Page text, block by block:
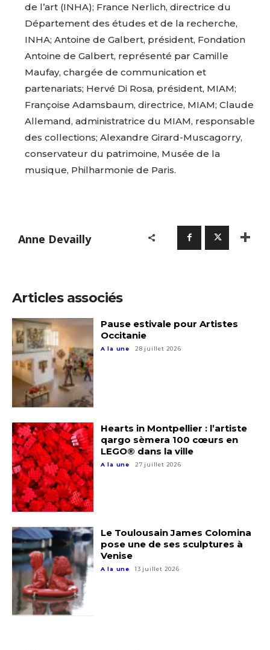
Adresse email*
Nom
Prénom
Adresse email*
de l’art (INHA); France Nerlich, directrice du
Département des études et de la recherche,
INHA; Antoine de Galbert, président, Fondation
Antoine de Galbert, représenté par Camille
Maufay, chargée de communication et
partenariats; Hervé Di Rosa, président, MIAM;
Françoise Adamsbaum, directrice, MIAM; Claude
Allemand, administratrice du MIAM, responsable
des collections; Alexandre Girard-Muscagorry,
conservateur du patrimoine, Musée de la
musique, Philharmonie de Paris.
Anne Devailly
Articles associés
Pause estivale pour Artistes
Occitanie
A la une 28 juillet 2026
Hearts in Montpellier : l’artiste
qargo sèmera 100 cœurs en
LEGO® dans la ville
A la une 27 juillet 2026
Le Toulousain James Colomina
pose une de ses sculptures à
Venise
A la une 13 juillet 2026